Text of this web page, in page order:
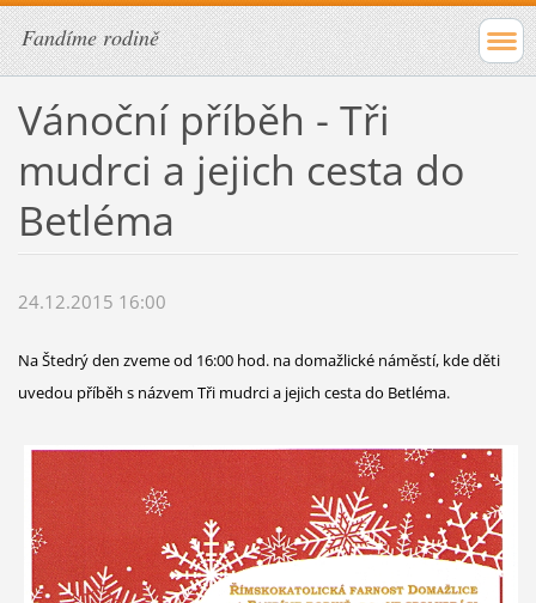
Fandíme rodině
Vánoční příběh - Tři
mudrci a jejich cesta do
Betléma
24.12.2015 16:00
Na Štedrý den zveme od 16:00 hod. na domažlické náměstí, kde děti
uvedou příběh s názvem Tři mudrci a jejich cesta do Betléma.